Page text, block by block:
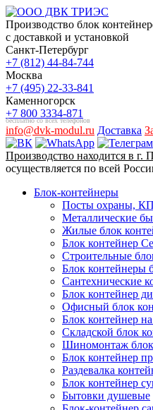
Производство блок
с доставкой и установкой
Санкт-Петербург
+7 (812) 44-84-744
Москва
+7 (495) 22-33-841
Каменногорск
+7 800 3334-871
бесплатно со всех телефонов
info@dvk-modul.ru Доставка
Производство находится в г.
осуществляется по всей
Блок-контейнеры
Посты охраны,
Металлические
Жилые блок
Блок контейнер
Строительные
Блок контейнеры
Сантехнические
Блок контейнер
Офисный блок
Блок контейнер
Складской блок
Шиномонтаж блок
Блок контейнер
Раздевалка
Блок контейнер
Бытовки душевые